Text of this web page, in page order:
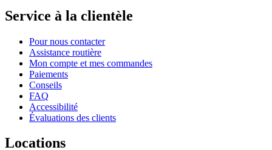
Service à la clientèle
Pour nous contacter
Assistance routière
Mon compte et mes commandes
Paiements
Conseils
FAQ
Accessibilité
Évaluations des clients
Locations